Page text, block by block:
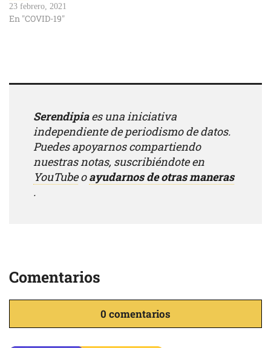
23 febrero, 2021
En "COVID-19"
Serendipiaes una iniciativa
independiente de periodismo de datos.
Puedes apoyarnos compartiendo
nuestras notas, suscribiéndote en
YouTubeoayudarnos de otras maneras
.
Comentarios
0 comentarios